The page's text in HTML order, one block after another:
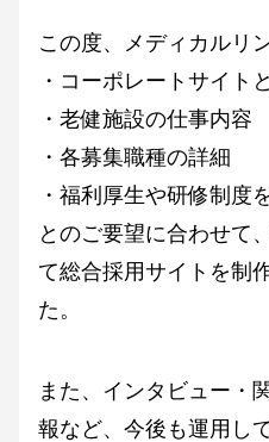
この度、メディカルリ
・コーポレートサイト
・老健施設の仕事内容
・各募集職種の詳細
・福利厚生や研修制度
とのご要望に合わせて
て総合採用サイトを制
た。
また、インタビュー・
報など、今後も運用し